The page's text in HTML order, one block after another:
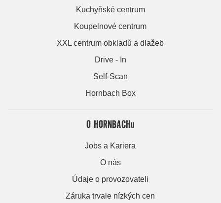
Kuchyňské centrum
Koupelnové centrum
XXL centrum obkladů a dlažeb
Drive - In
Self-Scan
Hornbach Box
O HORNBACHu
Jobs a Kariera
O nás
Údaje o provozovateli
Záruka trvale nízkých cen